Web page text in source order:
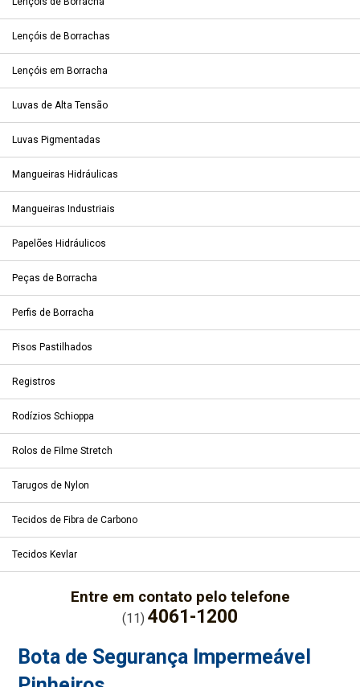
Lençóis de Borrachas
Lençóis em Borracha
Luvas de Alta Tensão
Luvas Pigmentadas
Mangueiras Hidráulicas
Mangueiras Industriais
Papelões Hidráulicos
Peças de Borracha
Perfis de Borracha
Pisos Pastilhados
Registros
Rodízios Schioppa
Rolos de Filme Stretch
Tarugos de Nylon
Tecidos de Fibra de Carbono
Tecidos Kevlar
Entre em contato pelo telefone
(11) 4061-1200
Bota de Segurança Impermeável